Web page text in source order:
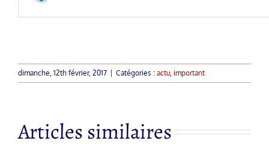
dimanche, 12th février, 2017 Catégories : actu, important
Articles similaires